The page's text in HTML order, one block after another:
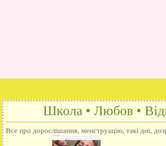
Школа • Любов •
Все про дорослішання, менструацію, такі дні,